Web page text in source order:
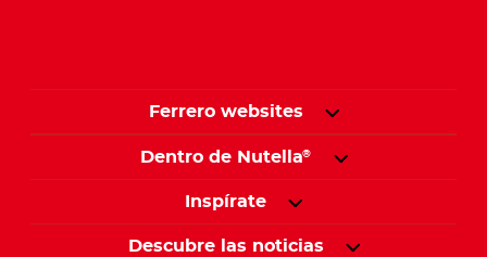
Ferrero websites
Dentro de Nutella®
Inspírate
Descubre las noticias